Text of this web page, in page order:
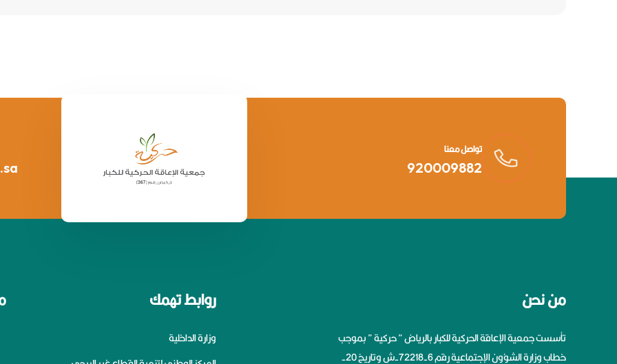
تواصل معنا
920009882
من نحن
تأسست جمعية الإعاقة الحركية للكبار بالرياض ” حركية ” بموجب
خطاب وزارة الشؤون الإجتماعية رقم 6-72218-ش وتاريخ 20-
روابط تهمك
وزارة الداخلية